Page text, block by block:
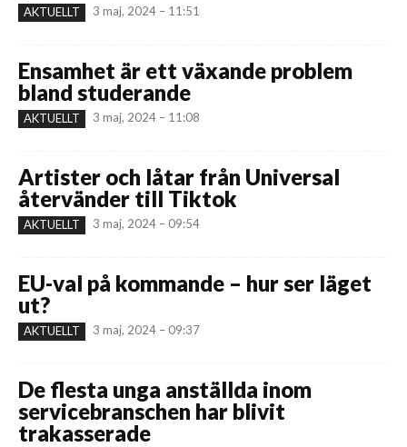
AKTUELLT 3 maj, 2024 – 11:51
Ensamhet är ett växande problem
bland studerande
AKTUELLT 3 maj, 2024 – 11:08
Artister och låtar från Universal
återvänder till Tiktok
AKTUELLT 3 maj, 2024 – 09:54
EU-val på kommande – hur ser läget
ut?
AKTUELLT 3 maj, 2024 – 09:37
De flesta unga anställda inom
servicebranschen har blivit
trakasserade